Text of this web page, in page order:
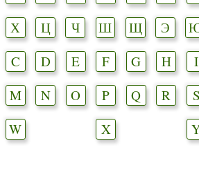
Х
Ц Ч Ш Щ Э
C
D E F G H I
M
N O P Q R S
W
X